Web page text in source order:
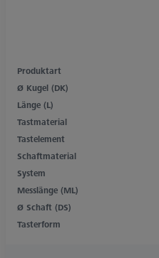
Produktart
Ø Kugel (DK)
Länge (L)
Tastmaterial
Tastelement
Schaftmaterial
System
Messlänge (ML)
Ø Schaft (DS)
Tasterform